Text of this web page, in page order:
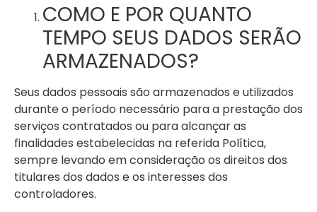
COMO E POR QUANTO
TEMPO SEUS DADOS SERÃO
ARMAZENADOS?
Seus dados pessoais são armazenados e utilizados
durante o período necessário para a prestação dos
serviços contratados ou para alcançar as
finalidades estabelecidas na referida Política,
sempre levando em consideração os direitos dos
titulares dos dados e os interesses dos
controladores.